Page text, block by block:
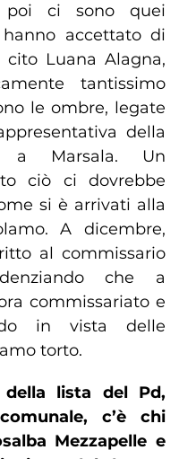
poi ci sono quei
accettato di
Luana Alagna,
tantissimo
le ombre, legate
della
a Marsala. Un
ciò ci dovrebbe
si è arrivati alla
A dicembre,
al commissario
che a
commissariato e
in vista delle
torto.
lista del Pd,
c’è chi
Mezzapelle e